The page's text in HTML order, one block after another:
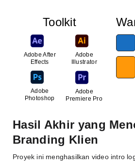
Toolkit
Adobe After
Effects
Adobe
Illustrator
Adobe
Photoshop
Adobe
Premiere Pro
Hasil Akhir yang
Branding Klien
Proyek ini menghasilkan video intro